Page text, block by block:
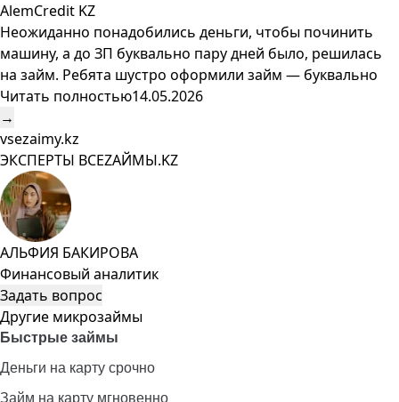
AlemCredit KZ
Неожиданно понадобились деньги, чтобы починить
машину, а до ЗП буквально пару дней было, решилась
на займ. Ребята шустро оформили займ — буквально
Читать полностью14.05.2026
→
vsezaimy.kz
ЭКСПЕРТЫ ВСЕZAЙМЫ.KZ
АЛЬФИЯ БАКИРОВА
Финансовый аналитик
Задать вопрос
Другие микрозаймы
Быстрые займы
Деньги на карту срочно
Займ на карту мгновенно